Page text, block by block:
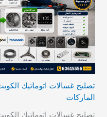
الماركات